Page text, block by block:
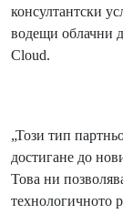
консултантски
водещи облачни
Cloud.
„Този тип
достигане до
Това ни
технологичното